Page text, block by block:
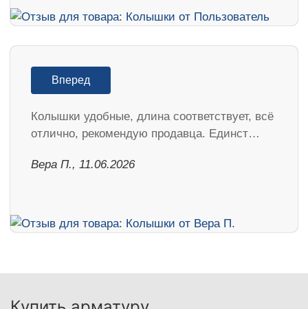
Вперед
Колышки удобные, длина соответствует, всё
отлично, рекомендую продавца. Единст…
Вера П., 11.06.2026